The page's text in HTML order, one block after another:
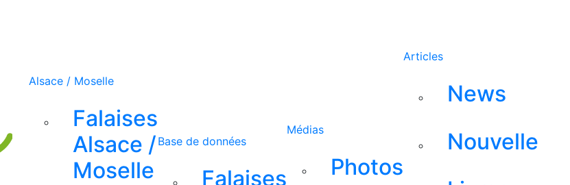
Alsace / Moselle
Falaises
Alsace /
Moselle
Base de données
Falaises
Médias
Photos
Articles
News
Nouvelle